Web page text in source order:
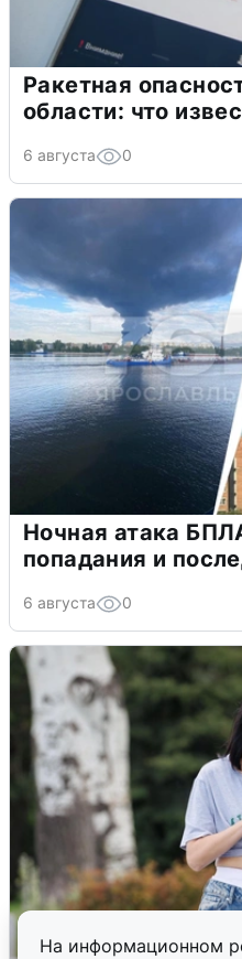
На информационном
Ракетная
области: что
6 августа 0
Ночная атака
попадания и
6 августа 0